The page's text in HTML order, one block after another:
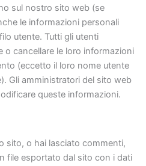
sul nostro sito web (se
le informazioni personali
utente. Tutti gli utenti
o cancellare le loro informazioni
(eccetto il loro nome utente
Gli amministratori del sito web
queste informazioni.
sito, o hai lasciato commenti,
file esportato dal sito con i dati